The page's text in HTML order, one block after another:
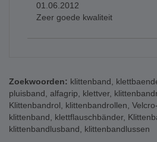
01.06.2012
Zeer goede kwaliteit
Zoekwoorden: klittenband,
pluisband, alfagrip, klettver,
Klittenbandrol, klittenbandrollen,
klittenband, klettflauschbänder,
klittenbandlusband, klittenbandlussen